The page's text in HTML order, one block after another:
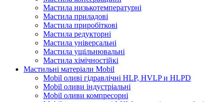
Мастила низькотемпературні
Мастила приладові
Мастила приробіткові
Мастила редукторні
Мастила універсальні
Мастила ущільнювальні
Мастила хімічностійкі
Мастильні матеріали Mobil
Mobil оливі гідравлічні HLP, HVLP и HLPD
Mobil оливи індустріальні
Mobil оливи компресорні